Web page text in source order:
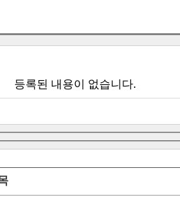
등록된 내용이 없습니다.